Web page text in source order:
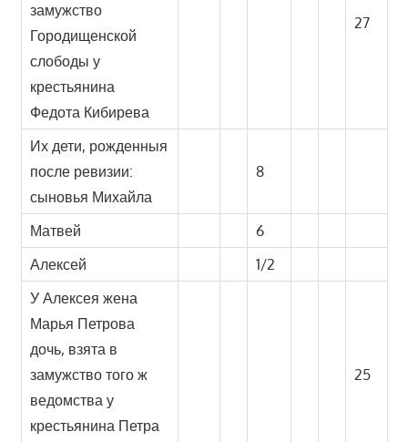
замужство
Городищенской
слободы у
крестьянина
Федота Кибирева
27
Их дети, рожденныя
после ревизии:
сыновья Михайла
8
Матвей
6
Алексей
1/2
У Алексея жена
Марья Петрова
дочь, взята в
замужство того ж
ведомства у
крестьянина Петра
25